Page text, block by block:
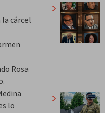
la cárcel
Rosa
lo